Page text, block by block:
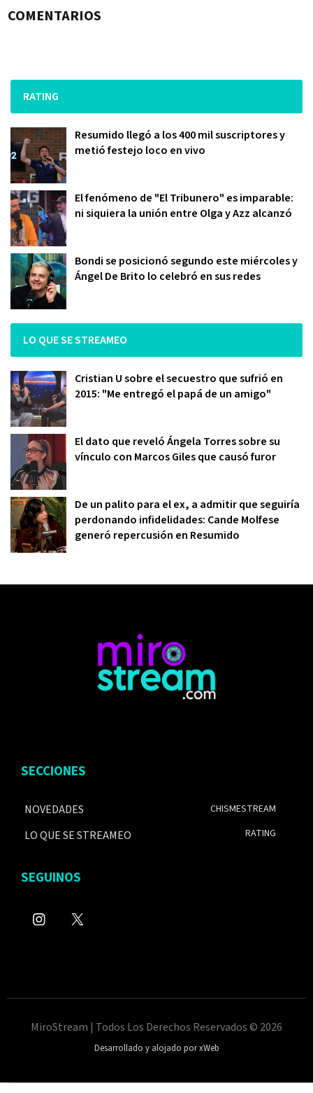
COMENTARIOS
RATING
Resumido llegó a los 400 mil suscriptores y
metió festejo loco en vivo
El fenómeno de "El Tribunero" es imparable:
ni siquiera la unión entre Olga y Azz alcanzó
Bondi se posicionó segundo este miércoles y
Ángel De Brito lo celebró en sus redes
LO QUE SE STREAMEO
Cristian U sobre el secuestro que sufrió en
2015: "Me entregó el papá de un amigo"
El dato que reveló Ángela Torres sobre su
vínculo con Marcos Giles que causó furor
De un palito para el ex, a admitir que seguiría
perdonando infidelidades: Cande Molfese
generó repercusión en Resumido
SECCIONES
NOVEDADES
LO QUE SE STREAMEO
CHISMESTREAM
RATING
SEGUINOS
MiroStream | Todos Los Derechos Reservados © 2026
Desarrollado y alojado por xWeb